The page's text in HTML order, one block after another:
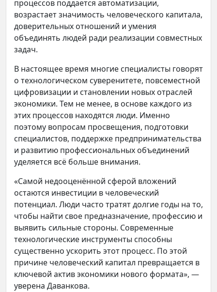
процессов поддается автоматизации,
возрастает значимость человеческого капитала,
доверительных отношений и умения
объединять людей ради реализации совместных
задач.
В настоящее время многие специалисты говорят
о технологическом суверенитете, повсеместной
цифровизации и становлении новых отраслей
экономики. Тем не менее, в основе каждого из
этих процессов находятся люди. Именно
поэтому вопросам просвещения, подготовки
специалистов, поддержке предпринимательства
и развитию профессиональных объединений
уделяется всё больше внимания.
«Самой недооценённой сферой вложений
остаются инвестиции в человеческий
потенциал. Люди часто тратят долгие годы на то,
чтобы найти свое предназначение, профессию и
выявить сильные стороны. Современные
технологические инструменты способны
существенно ускорить этот процесс. По этой
причине человеческий капитал превращается в
ключевой актив экономики нового формата», —
уверена Даванкова.